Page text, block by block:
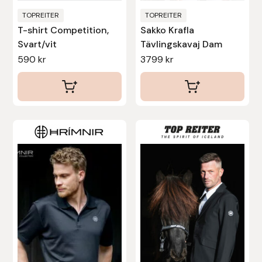
TOPREITER
T-shirt Competition,
Svart/vit
590kr
produktsidan
TOPREITER
Sakko Krafla
Tävlingskavaj Dam
3799 kr
produktsidan
här
produkten
varianter.
De
olika
alternativen
här
flera
varianter.
alternativen
Protector
Redback
Roeckl
Safehorse of Sweden
Saltverk
Sigga Ævars
Sivart Bokförlag
Sonnenreiter
Star